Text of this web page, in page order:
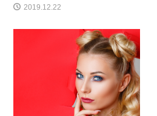
2019.12.22